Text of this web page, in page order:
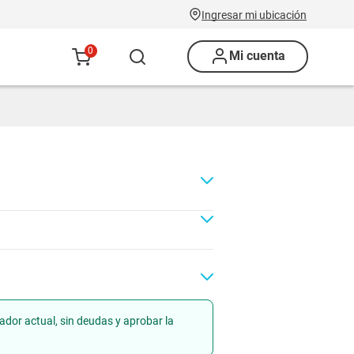
Ingresar mi ubicación
0 Mi cuenta
Renovación
actual, sin deudas y aprobar la